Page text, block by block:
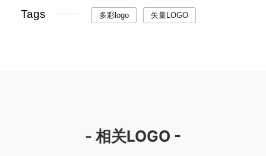
Tags 多彩logo 矢量LOGO
- 相关LOGO -